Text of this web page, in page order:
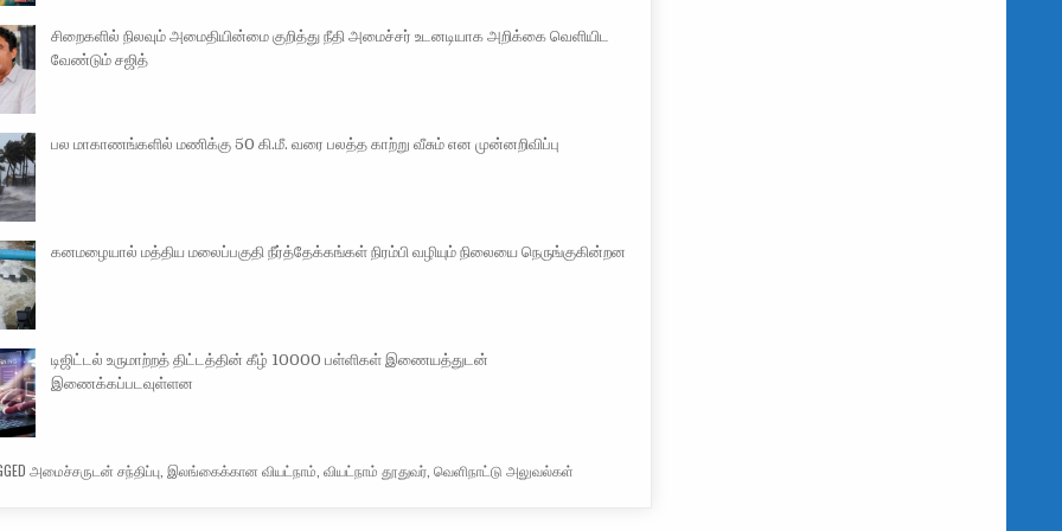
சிறைகளில் நிலவும் அமைதியின்மை குறித்து நீதி அமைச்சர் உடனடியாக அறிக்கை வெளியிட
வேண்டும் சஜித்
பல மாகாணங்களில் மணிக்கு 50 கி.மீ. வரை பலத்த காற்று வீசும் என முன்னறிவிப்பு
கனமழையால் மத்திய மலைப்பகுதி நீர்த்தேக்கங்கள் நிரம்பி வழியும் நிலையை நெருங்குகின்றன
டிஜிட்டல் உருமாற்றத் திட்டத்தின் கீழ் 10000 பள்ளிகள் இணையத்துடன்
இணைக்கப்படவுள்ளன
அமைச்சருடன் சந்திப்பு, இலங்கைக்கான வியட்நாம் வியட்நாம் தூதுவர், வெளிநாட்டு அலுவல்கள்